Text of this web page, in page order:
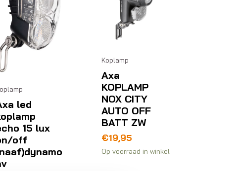
led
15 lux
off
Koplamp
Axa
KOPLAMP
NOX CITY
AUTO OFF
BATT ZW
€19,95
Op voorraad in winkel